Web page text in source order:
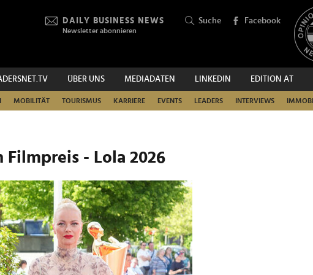
DAILY BUSINESS NEWS
Newsletter abonnieren
Suche Facebook
ÜBER UNS MEDIADATEN LINKEDIN EDITION AT
MOBILITÄT TOURISMUS KARRIERE EVENTS LEADERS INTERVIEWS
SUCHEN
Filmpreis - Lola 2026